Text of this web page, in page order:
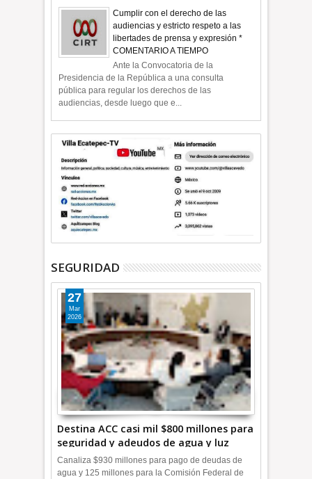
Cumplir con el derecho de las
audiencias y estricto respeto a las
libertades de prensa y expresión *
COMENTARIO A TIEMPO
Ante la Convocatoria de la
Presidencia de la República a una consulta
pública para regular los derechos de las
audiencias, desde luego que e...
SEGURIDAD
Destina ACC casi mil $800 millones para
seguridad y adeudos de agua y luz
+Video
27
Mar
2026
Canaliza $930 millones para pago de deudas de
agua y 125 millones para la Comisión Federal de